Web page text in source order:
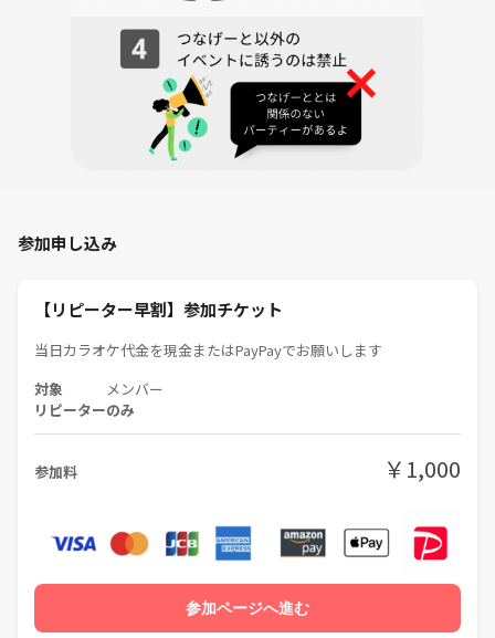
参加申し込み
【リピーター早割】参加チケット
当日カラオケ代金を現金またはPayPayでお願いします
対象 メンバー
リピーターのみ
参加料 ￥1,000
参加ページへ進む